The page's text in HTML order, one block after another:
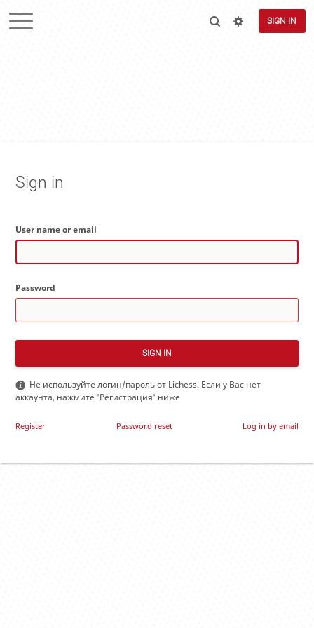
SIGN IN
Sign in
User name or email
Password
SIGN IN
Не используйте логин/пароль от Lichess. Если у Вас нет
аккаунта, нажмите 'Регистрация' ниже
Register Password reset Log in by email